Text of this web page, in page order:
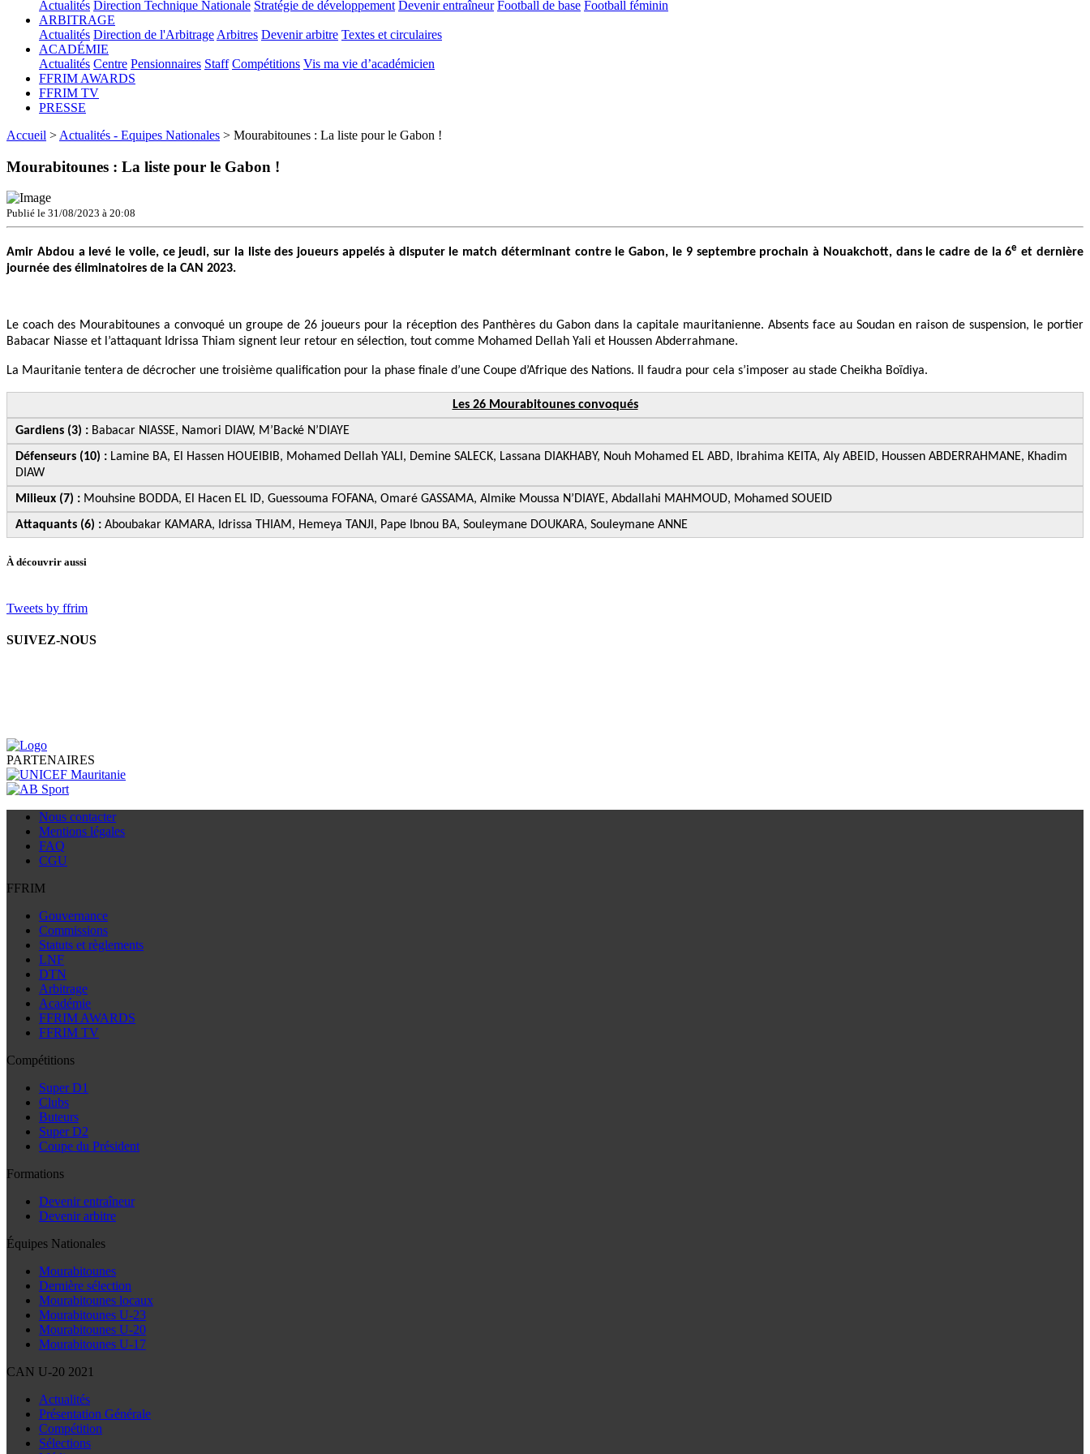
Actualités Direction Technique Nationale Stratégie de développement Devenir entraîneur Football de base Football féminin
ARBITRAGE
Actualités Direction de l'Arbitrage Arbitres Devenir arbitre Textes et circulaires
ACADÉMIE
Actualités Centre Pensionnaires Staff Compétitions Vis ma vie d’académicien
FFRIM AWARDS
FFRIM TV
PRESSE
Accueil > Actualités - Equipes Nationales > Mourabitounes : La liste pour le Gabon !
Mourabitounes : La liste pour le Gabon !
Publié le 31/08/2023 à 20:08
Amir Abdou a levé le voile, ce jeudi, sur la liste des joueurs appelés à disputer le match déterminant contre le Gabon, le 9 septembre prochain à Nouakchott, dans le cadre de la 6e et dernière
journée des éliminatoires de la CAN 2023.
Le coach des Mourabitounes a convoqué un groupe de 26 joueurs pour la réception des Panthères du Gabon dans la capitale mauritanienne. Absents face au Soudan en raison de suspension, le portier
Babacar Niasse et l’attaquant Idrissa Thiam signent leur retour en sélection, tout comme Mohamed Dellah Yali et Houssen Abderrahmane.
La Mauritanie tentera de décrocher une troisième qualification pour la phase finale d’une Coupe d’Afrique des Nations. Il faudra pour cela s’imposer au stade Cheikha Boïdiya.
Les 26 Mourabitounes convoqués
Gardiens (3) : Babacar NIASSE, Namori DIAW, M’Backé N’DIAYE
Défenseurs (10) : Lamine BA, El Hassen HOUEIBIB, Mohamed Dellah YALI, Demine SALECK, Lassana DIAKHABY, Nouh Mohamed EL ABD, Ibrahima KEITA, Aly ABEID, Houssen ABDERRAHMANE, Khadim
DIAW
Milieux (7) : Mouhsine BODDA, El Hacen EL ID, Guessouma FOFANA, Omaré GASSAMA, Almike Moussa N’DIAYE, Abdallahi MAHMOUD, Mohamed SOUEID
Attaquants (6) : Aboubakar KAMARA, Idrissa THIAM, Hemeya TANJI, Pape Ibnou BA, Souleymane DOUKARA, Souleymane ANNE
À découvrir aussi
Tweets by ffrim
SUIVEZ-NOUS
PARTENAIRES
Nous contacter
Mentions légales
FAQ
CGU
FFRIM
Gouvernance
Commissions
Statuts et règlements
LNF
DTN
Arbitrage
Académie
FFRIM AWARDS
FFRIM TV
Compétitions
Super D1
Clubs
Buteurs
Super D2
Coupe du Président
Formations
Devenir entraîneur
Devenir arbitre
Équipes Nationales
Mourabitounes
Dernière sélection
Mourabitounes locaux
Mourabitounes U-23
Mourabitounes U-20
Mourabitounes U-17
CAN U-20 2021
Actualités
Présentation Générale
Compétition
Sélections